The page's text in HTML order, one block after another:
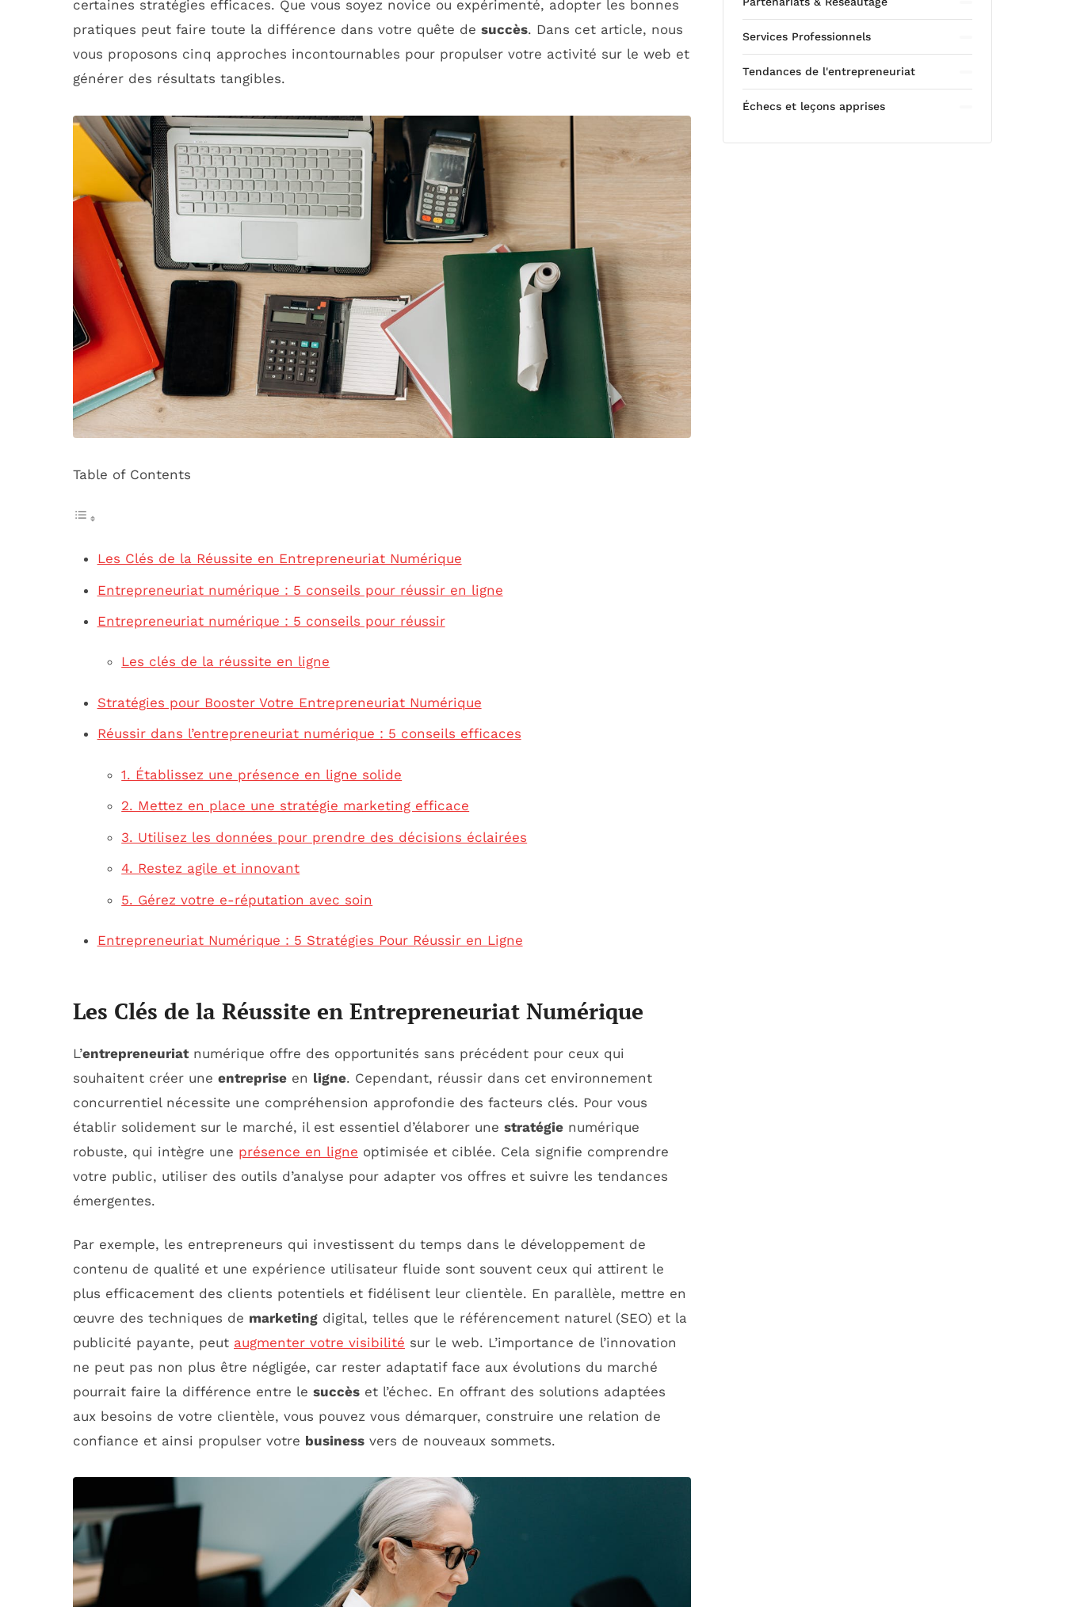
certaines stratégies efficaces. Que vous soyez novice ou expérimenté, adopter les bonnes
pratiques peut faire toute la différence dans votre quête de succès. Dans cet article, nous
vous proposons cinq approches incontournables pour propulser votre activité sur le web et
générer des résultats tangibles.
Table of Contents
Les Clés de la Réussite en Entrepreneuriat Numérique
Entrepreneuriat numérique : 5 conseils pour réussir en ligne
Entrepreneuriat numérique : 5 conseils pour réussir
Les clés de la réussite en ligne
Stratégies pour Booster Votre Entrepreneuriat Numérique
Réussir dans l’entrepreneuriat numérique : 5 conseils efficaces
1. Établissez une présence en ligne solide
2. Mettez en place une stratégie marketing efficace
3. Utilisez les données pour prendre des décisions éclairées
4. Restez agile et innovant
5. Gérez votre e-réputation avec soin
Entrepreneuriat Numérique : 5 Stratégies Pour Réussir en Ligne
Les Clés de la Réussite en Entrepreneuriat Numérique
L’entrepreneuriatnumérique offre des opportunités sans précédent pour ceux qui
souhaitent créer une entreprise en ligne. Cependant, réussir dans cet environnement
concurrentiel nécessite une compréhension approfondie des facteurs clés. Pour vous
établir solidement sur le marché, il est essentiel d’élaborer une stratégie numérique
robuste, qui intègre une présence en ligne optimisée et ciblée. Cela signifie comprendre
votre public, utiliser des outils d’analyse pour adapter vos offres et suivre les tendances
émergentes.
Par exemple, les entrepreneurs qui investissent du temps dans le développement de
contenu de qualité et une expérience utilisateur fluide sont souvent ceux qui attirent le
plus efficacement des clients potentiels et fidélisent leur clientèle. En parallèle, mettre en
œuvre des techniques de marketing digital, telles que le référencement naturel (SEO) et la
publicité payante, peut augmenter votre visibilité sur le web. L’importance de l’innovation
ne peut pas non plus être négligée, car rester adaptatif face aux évolutions du marché
pourrait faire la différence entre le succès et l’échec. En offrant des solutions adaptées
aux besoins de votre clientèle, vous pouvez vous démarquer, construire une relation de
confiance et ainsi propulser votre business vers de nouveaux sommets.
Services Professionnels
Tendances de l'entrepreneuriat
Échecs et leçons apprises